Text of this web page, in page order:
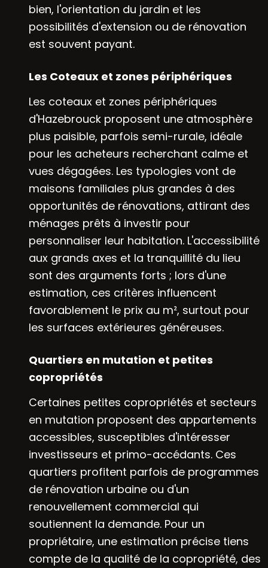
bien, l'orientation du jardin et les
possibilités d'extension ou de rénovation
est souvent payant.
Les Coteaux et zones périphériques
Les coteaux et zones périphériques
d'Hazebrouck proposent une atmosphère
plus paisible, parfois semi-rurale, idéale
pour les acheteurs recherchant calme et
vues dégagées. Les typologies vont de
maisons familiales plus grandes à des
opportunités de rénovations, attirant des
ménages prêts à investir pour
personnaliser leur habitation. L'accessibilité
aux grands axes et la tranquillité du lieu
sont des arguments forts ; lors d'une
estimation, ces critères influencent
favorablement le prix au m², surtout pour
les surfaces extérieures généreuses.
Quartiers en mutation et petites
copropriétés
Certaines petites copropriétés et secteurs
en mutation proposent des appartements
accessibles, susceptibles d'intéresser
investisseurs et primo-accédants. Ces
quartiers profitent parfois de programmes
de rénovation urbaine ou d'un
renouvellement commercial qui
soutiennent la demande. Pour un
propriétaire, une estimation précise tiens
compte de la qualité de la copropriété, des